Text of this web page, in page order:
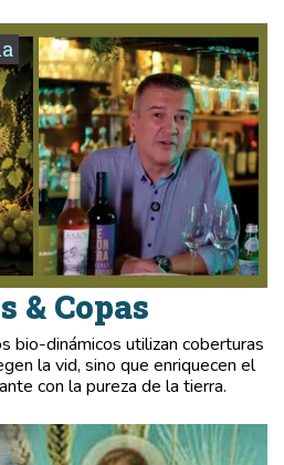
& Copas
bio-dinámicos utilizan coberturas
la vid, sino que enriquecen el
con la pureza de la tierra.